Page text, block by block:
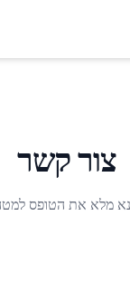
צור קשר
מלא את הטופס